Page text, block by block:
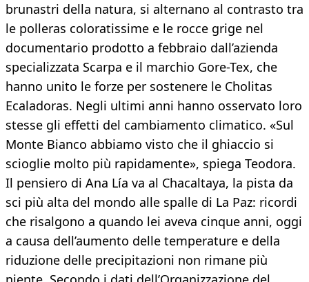
brunastri della natura, si alternano al contrasto tra
le polleras coloratissime e le rocce grige nel
documentario prodotto a febbraio dall’azienda
specializzata Scarpa e il marchio Gore-Tex, che
hanno unito le forze per sostenere le Cholitas
Ecaladoras. Negli ultimi anni hanno osservato loro
stesse gli effetti del cambiamento climatico. «Sul
Monte Bianco abbiamo visto che il ghiaccio si
scioglie molto più rapidamente», spiega Teodora.
Il pensiero di Ana Lía va al Chacaltaya, la pista da
sci più alta del mondo alle spalle di La Paz: ricordi
che risalgono a quando lei aveva cinque anni, oggi
a causa dell’aumento delle temperature e della
riduzione delle precipitazioni non rimane più